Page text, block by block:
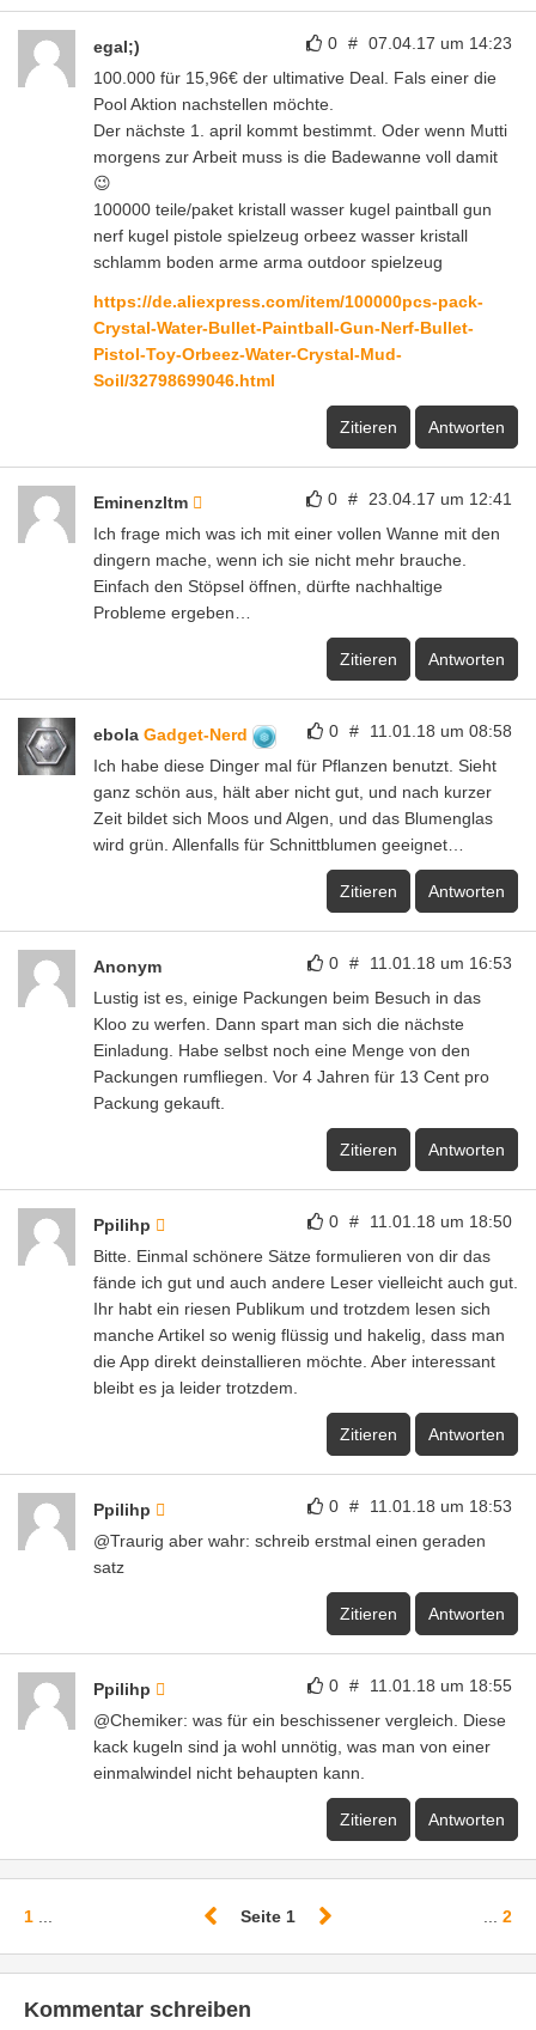
0 # 07.04.17 um 14:23
egal;)
100.000 für 15,96€ der ultimative Deal. Fals einer die
Pool Aktion nachstellen möchte.
Der nächste 1. april kommt bestimmt. Oder wenn Mutti
morgens zur Arbeit muss is die Badewanne voll damit
😉
100000 teile/paket kristall wasser kugel paintball gun
nerf kugel pistole spielzeug orbeez wasser kristall
schlamm boden arme arma outdoor spielzeug
https://de.aliexpress.com/item/100000pcs-pack-
Crystal-Water-Bullet-Paintball-Gun-Nerf-Bullet-
Pistol-Toy-Orbeez-Water-Crystal-Mud-
Soil/32798699046.html
Zitieren Antworten
0 # 23.04.17 um 12:41
Eminenzltm
Ich frage mich was ich mit einer vollen Wanne mit den
dingern mache, wenn ich sie nicht mehr brauche.
Einfach den Stöpsel öffnen, dürfte nachhaltige
Probleme ergeben…
Zitieren Antworten
0 # 11.01.18 um 08:58
ebola Gadget-Nerd
Ich habe diese Dinger mal für Pflanzen benutzt. Sieht
ganz schön aus, hält aber nicht gut, und nach kurzer
Zeit bildet sich Moos und Algen, und das Blumenglas
wird grün. Allenfalls für Schnittblumen geeignet…
Zitieren Antworten
0 # 11.01.18 um 16:53
Anonym
Lustig ist es, einige Packungen beim Besuch in das
Kloo zu werfen. Dann spart man sich die nächste
Einladung. Habe selbst noch eine Menge von den
Packungen rumfliegen. Vor 4 Jahren für 13 Cent pro
Packung gekauft.
Zitieren Antworten
0 # 11.01.18 um 18:50
Ppilihp
Bitte. Einmal schönere Sätze formulieren von dir das
fände ich gut und auch andere Leser vielleicht auch gut.
Ihr habt ein riesen Publikum und trotzdem lesen sich
manche Artikel so wenig flüssig und hakelig, dass man
die App direkt deinstallieren möchte. Aber interessant
bleibt es ja leider trotzdem.
Zitieren Antworten
0 # 11.01.18 um 18:53
Ppilihp
@Traurig aber wahr: schreib erstmal einen geraden
satz
Zitieren Antworten
0 # 11.01.18 um 18:55
Ppilihp
@Chemiker: was für ein beschissener vergleich. Diese
kack kugeln sind ja wohl unnötig, was man von einer
einmalwindel nicht behaupten kann.
Zitieren Antworten
1 ... ... 2
Seite 1
Kommentar schreiben